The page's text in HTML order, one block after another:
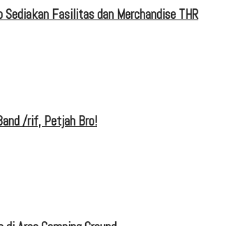
Fasilitas dan Merchandise THR
/rif, Petjah Bro!